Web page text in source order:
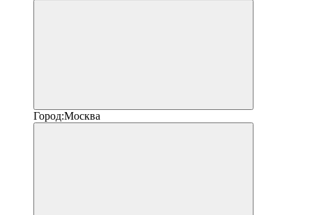
Город:Москва